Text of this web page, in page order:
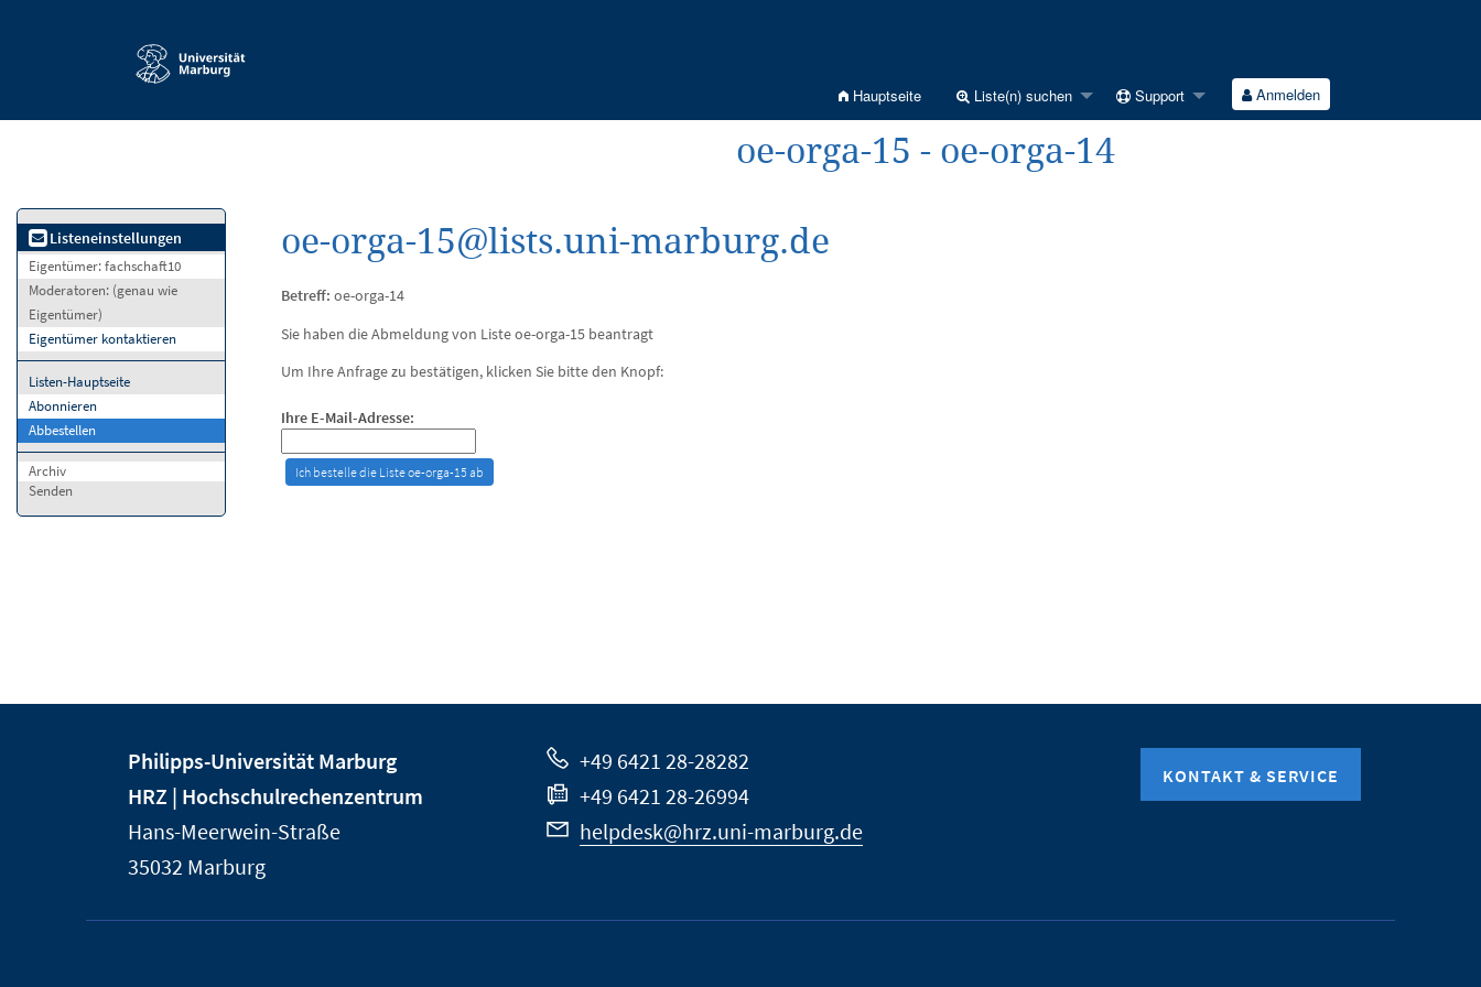
Hauptseite Liste(n) suchen Support Anmelden
oe-orga-15 - oe-orga-14
Listeneinstellungen
Eigentümer:fachschaft10
Moderatoren: (genau wie
Eigentümer)
Eigentümer kontaktieren
Listen-Hauptseite
Abonnieren
Abbestellen
Archiv
Senden
oe-orga-15@lists.uni-marburg.de
Betreff: oe-orga-14
Sie haben die Abmeldung von Liste oe-orga-15 beantragt
Um Ihre Anfrage zu bestätigen, klicken Sie bitte den Knopf:
Ihre E-Mail-Adresse:
Informationen
der
Universität
Marburg
Philipps-Universität Marburg
HRZ | Hochschulrechenzentrum
Hans-Meerwein-Straße
35032 Marburg
+49 6421 28-28282
+49 6421 28-26994
helpdesk@hrz.uni-marburg.de
KONTAKT & SERVICE